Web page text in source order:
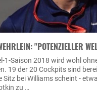
"POTENZIELLER
1-Saison 2018 wird wohl
19 der 20 Cockpits sind
Sitz bei Williams scheint -
zu …